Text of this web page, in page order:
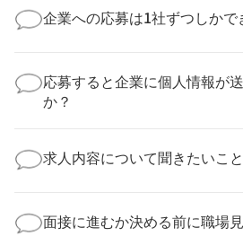
企業への応募は1社ずつしかで
実際に医療キャリアナビを利用
の多くは、複数応募して自分に
います。
応募すると企業に個人情報が
か？
業様に個人情報が送られること
より詳細な求人情報をご確認い
求人内容について聞きたいこ
してお答えいたします。
勤務体制や職場の雰囲気、研修
面接に進むか決める前に職場